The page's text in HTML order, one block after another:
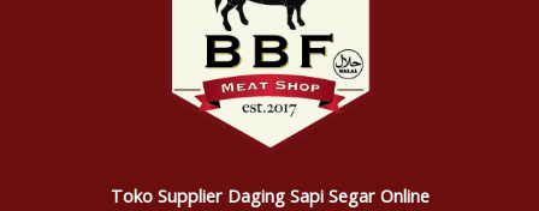
Toko Supplier Daging Sapi Segar Online